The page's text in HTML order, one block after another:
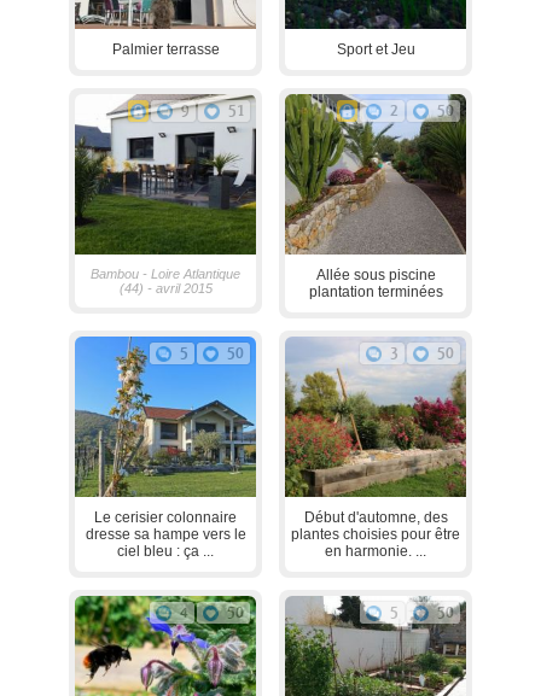
Palmier terrasse Sport et Jeu
9 51
Bambou - Loire Atlantique
(44) - avril 2015
2 50
Allée sous piscine
plantation terminées
5 50
Le cerisier colonnaire
dresse sa hampe vers le
ciel bleu : ça ...
3 50
Début d'automne, des
plantes choisies pour être
en harmonie. ...
4 50 5 50